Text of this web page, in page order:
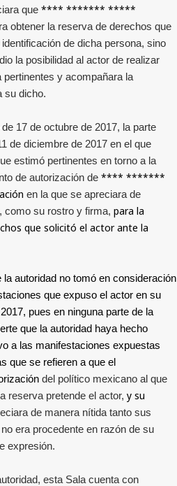
que **** ******* *****
obtener la reserva de derechos que
de dicha persona, sino
la posibilidad al actor de realizar
y acompañara la
su dicho.
17 de octubre de 2017, la parte
de diciembre de 2017 en el que
estimó pertinentes en torno a la
de autorización de **** *******
en la que se apreciara de
como su rostro y firma, para la
que solicitó el actor ante la
la autoridad no tomó en consideración
que expuso el actor en su
pues en ninguna parte de la
que la autoridad haya hecho
a las manifestaciones expuestas
que se refieren a que el
del político mexicano al que
reserva pretende el actor, y su
de manera nítida tanto sus
era procedente en razón de su
expresión.
esta Sala cuenta con